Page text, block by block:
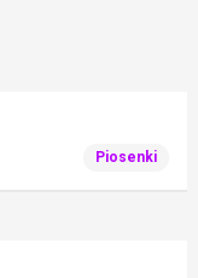
Piosenki